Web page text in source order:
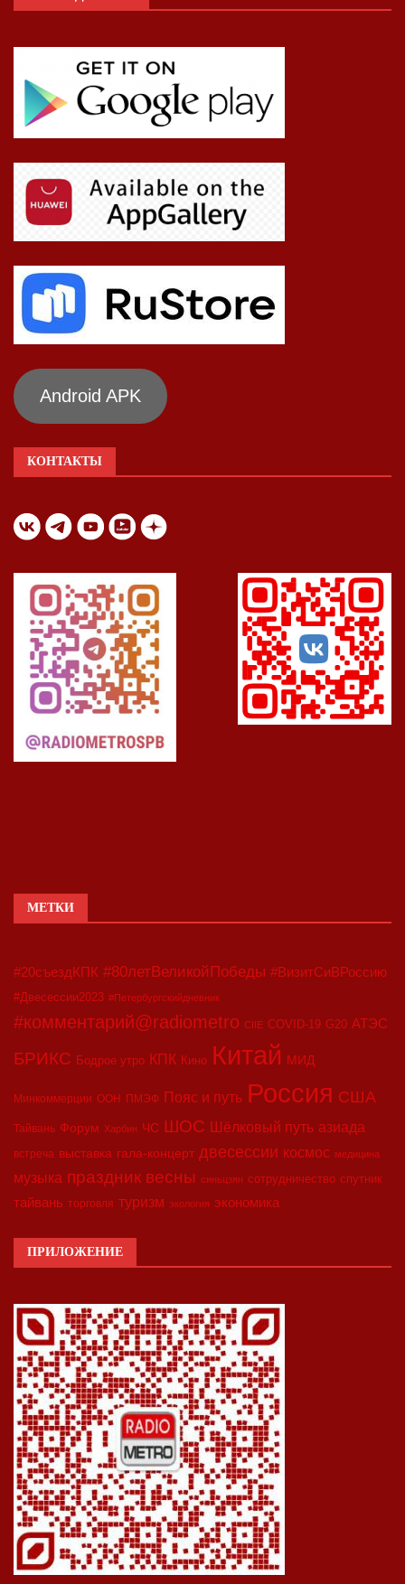
Android APK
КОНТАКТЫ
МЕТКИ
#20съездКПК #80летВеликойПобеды #ВизитСиВРоссию
#Двесессии2023 #Петербургскийдневник
#комментарий@radiometro CIIE COVID-19 G20 АТЭС
БРИКС Бодрое утро КПК Кино Китай МИД
Минкоммерции ООН ПМЭФ Пояс и путь Россия США
Тайвань Форум Харбин ЧС ШОС Шёлковый путь азиада
встреча выставка гала-концерт двесессии космос медицина
музыка праздник весны синьцзян сотрудничество спутник
тайвань торговля туризм экология экономика
ПРИЛОЖЕНИЕ